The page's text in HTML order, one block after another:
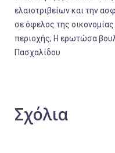
ελαιοτριβείων και την
σε όφελος της
περιοχής; Η ερωτώσα
Πασχαλίδου
Σχόλια